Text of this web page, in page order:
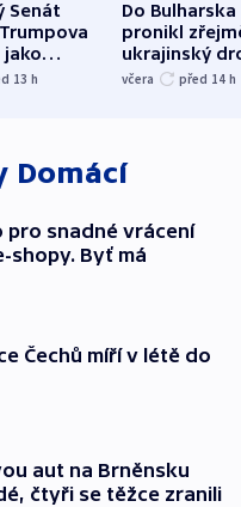
Senát
jako
13 h
Do Bulharska
pronikl
ukrajinský
explodoval
včera před 14 h
Domácí
pro snadné vrácení
shopy. Byť má
Čechů míří v létě do
aut na Brněnsku
čtyři se těžce zranili